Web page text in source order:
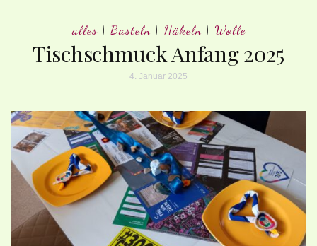
alles| Basteln| Häkeln| Wolle
Tischschmuck Anfang 2025
4. Januar 2025